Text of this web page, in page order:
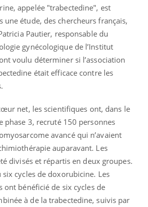
appelée "trabectedine", est
une étude, des chercheurs français,
Pautier, responsable du
gynécologique de l’Institut
voulu déterminer si l’association
était efficace contre les
net, les scientifiques ont, dans le
phase 3, recruté 150 personnes
avancé qui n’avaient
auparavant. Les
divisés et répartis en deux groupes.
cycles de doxorubicine. Les
ont bénéficié de six cycles de
à de la trabectedine, suivis par